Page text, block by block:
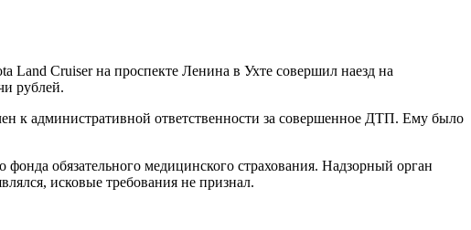
Land Cruiser на проспекте Ленина в Ухте совершил наезд на
рублей.
к административной ответственности за совершенное ДТП. Ему было
обязательного медицинского страхования. Надзорный орган
исковые требования не признал.